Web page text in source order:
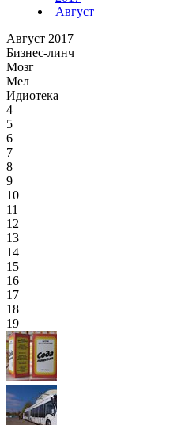
Август
Август 2017
Бизнес-линч
Мозг
Мел
Идиотека
4
5
6
7
8
9
10
11
12
13
14
15
16
17
18
19